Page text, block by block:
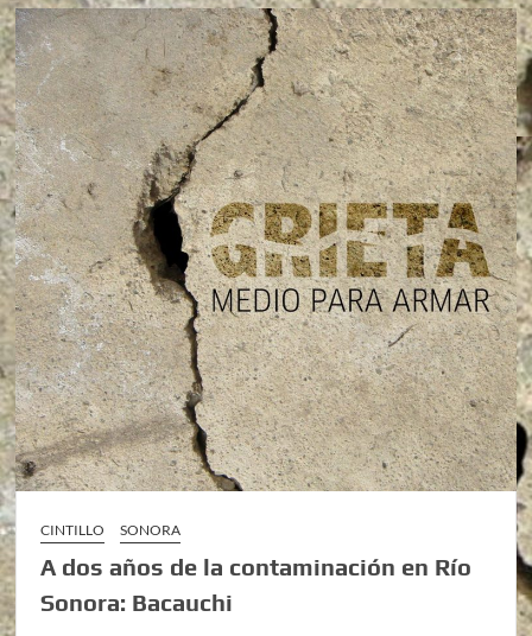
CINTILLO SONORA
A dos años de la contaminación en Río
Sonora: Bacauchi